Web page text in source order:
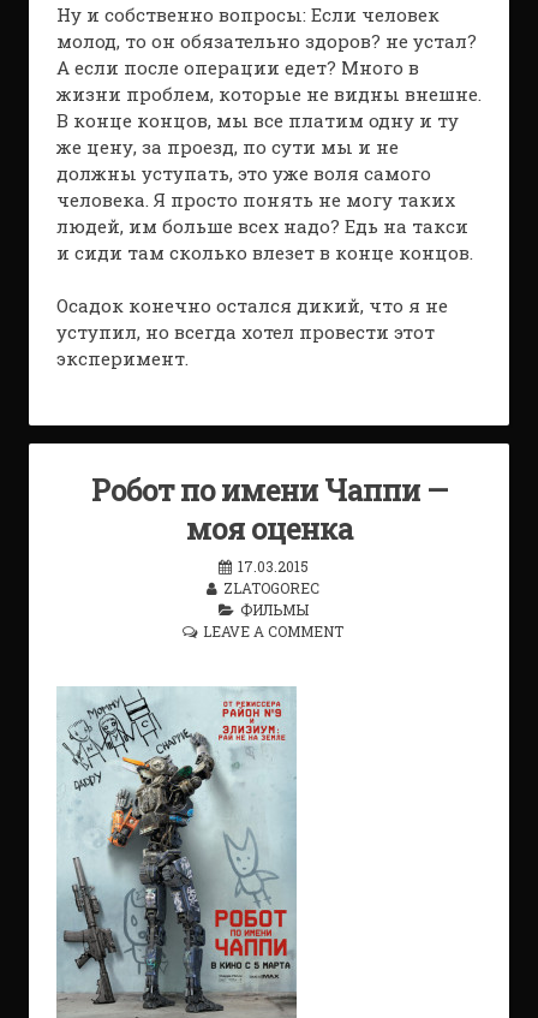
Ну и собственно вопросы: Если человек
молод, то он обязательно здоров? не устал?
А если после операции едет? Много в
жизни проблем, которые не видны внешне.
В конце концов, мы все платим одну и ту
же цену, за проезд, по сути мы и не
должны уступать, это уже воля самого
человека. Я просто понять не могу таких
людей, им больше всех надо? Едь на такси
и сиди там сколько влезет в конце концов.
Осадок конечно остался дикий, что я не
уступил, но всегда хотел провести этот
эксперимент.
Робот по имени Чаппи —
моя оценка
17.03.2015
ZLATOGOREC
ФИЛЬМЫ
LEAVE A COMMENT